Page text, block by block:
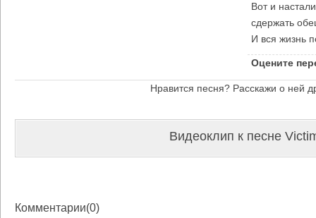
Вот и
сдержать
И вся жизнь
Оцените
Нравится песня? Расскажи о ней
Видеоклип к песне
Комментарии(0)